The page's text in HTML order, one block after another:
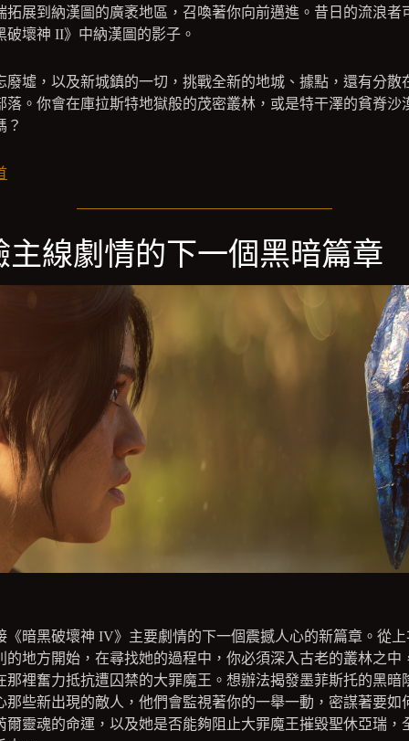
拓展到納漢圖的廣袤地區，召喚著你向前邁進。昔日的流浪者
破壞神 II》中納漢圖的影子。
廢墟，以及新城鎮的一切，挑戰全新的地城、據點，還有分散
落。你會在庫拉斯特地獄般的茂密叢林，或是特干澤的貧脊沙
？
主線劇情的下一個黑暗篇章
《暗黑破壞神 IV》主要劇情的下一個震撼人心的新篇章。從
的地方開始，在尋找她的過程中，你必須深入古老的叢林之中
那裡奮力抵抗遭囚禁的大罪魔王。想辦法揭發墨菲斯托的黑暗
那些新出現的敵人，他們會監視著你的一舉一動，密謀著要如
爾靈魂的命運，以及她是否能夠阻止大罪魔王摧毀聖休亞瑞，